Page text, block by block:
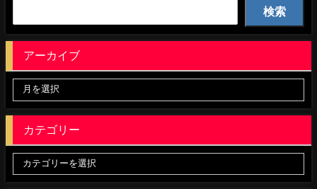
検索
アーカイブ
カテゴリー